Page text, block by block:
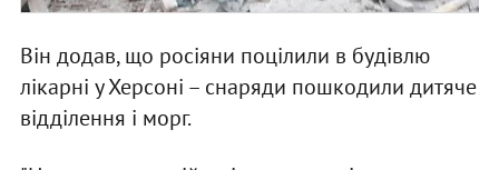
Він додав, що росіяни поцілили в будівлю
лікарні у Херсоні – снаряди пошкодили дитяче
відділення і морг.